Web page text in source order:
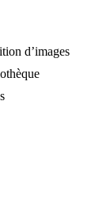
d’images